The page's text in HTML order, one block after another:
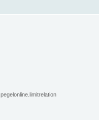
pegelonline.limitrelation